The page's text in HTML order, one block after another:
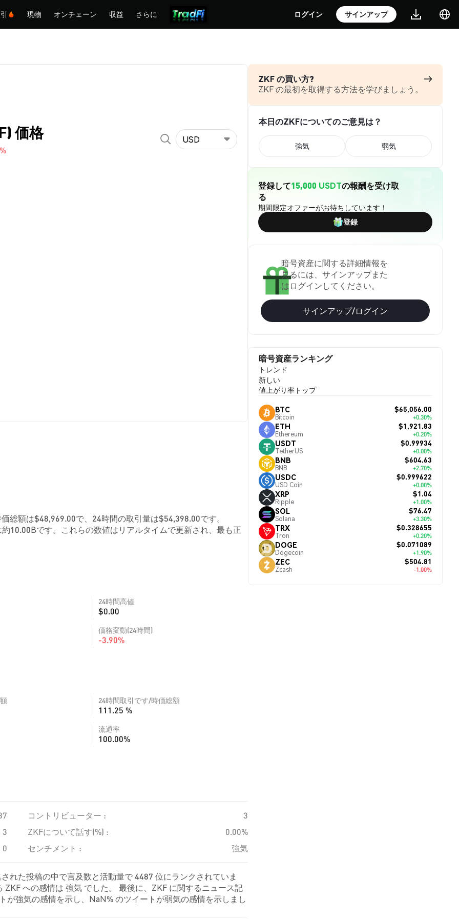
現物 オンチェーン 収益 さらに ログイン サインアップ
価格 USD
総額は$48,969.00で、24時間の取引量は$54,398.00です。
10.00Bです。これらの数値はリアルタイムで更新され、最も正
24時間高値
$0.00
価格変動(24時間)
-3.90%
24時間取引です/時価総額
111.25 %
流通率
100.00%
コントリビューター :
3
3 ZKFについて話す(%) :
0.00%
0 センチメント : 強気
れた投稿の中で言及数と活動量で 4487 位にランクされていま
への感情は 強気 でした。 最後に、ZKF に関するニュース記
強気の感情を示し、NaN% のツイートが弱気の感情を示しまし
ZKF の買い方?
ZKF の最初を取得する方法を学びましょう。
本日のZKFについてのご意見は？
強気 弱気
登録して15,000 USDTの報酬を受け取
る
期間限定オファーがお待ちしています！
登録
暗号資産に関する詳細情報を
見るには、サインアップまた
はログインしてください。
サインアップ/ログイン
暗号資産ランキング
トレンド
新しい
値上がり率トップ
BTC
Bitcoin
$65,056.00
+0.30%
ETH
Ethereum
$1,921.83
+0.20%
USDT
TetherUS
$0.99934
+0.00%
BNB
BNB
$604.63
+2.70%
USDC
USD Coin
$0.999622
+0.00%
XRP
Ripple
$1.04
+1.00%
SOL
Solana
$76.47
+3.30%
TRX
Tron
$0.328655
+0.20%
DOGE
Dogecoin
$0.071089
+1.90%
ZEC
Zcash
$504.81
-1.00%